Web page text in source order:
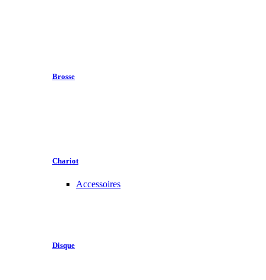
Brosse
Chariot
Accessoires
Disque